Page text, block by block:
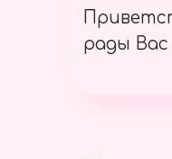
рады